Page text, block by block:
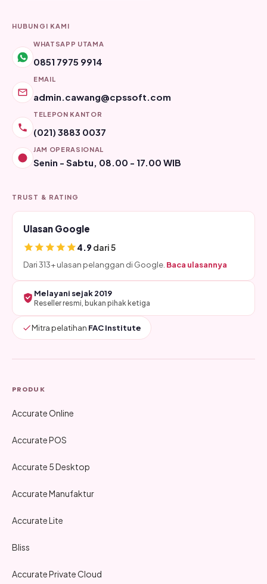
HUBUNGI KAMI
WHATSAPP UTAMA
0851 7975 9914
EMAIL
admin.cawang@cpssoft.com
TELEPON KANTOR
(021) 3883 0037
JAM OPERASIONAL
Senin - Sabtu, 08.00 - 17.00 WIB
TRUST & RATING
Ulasan Google
4.9dari 5
Dari 313+ ulasan pelanggan di Google. Baca ulasannya
Melayani sejak 2019
Reseller resmi, bukan pihak ketiga
Mitra pelatihan FAC Institute
PRODUK
Accurate Online
Accurate POS
Accurate 5 Desktop
Accurate Manufaktur
Accurate Lite
Bliss
Accurate Private Cloud